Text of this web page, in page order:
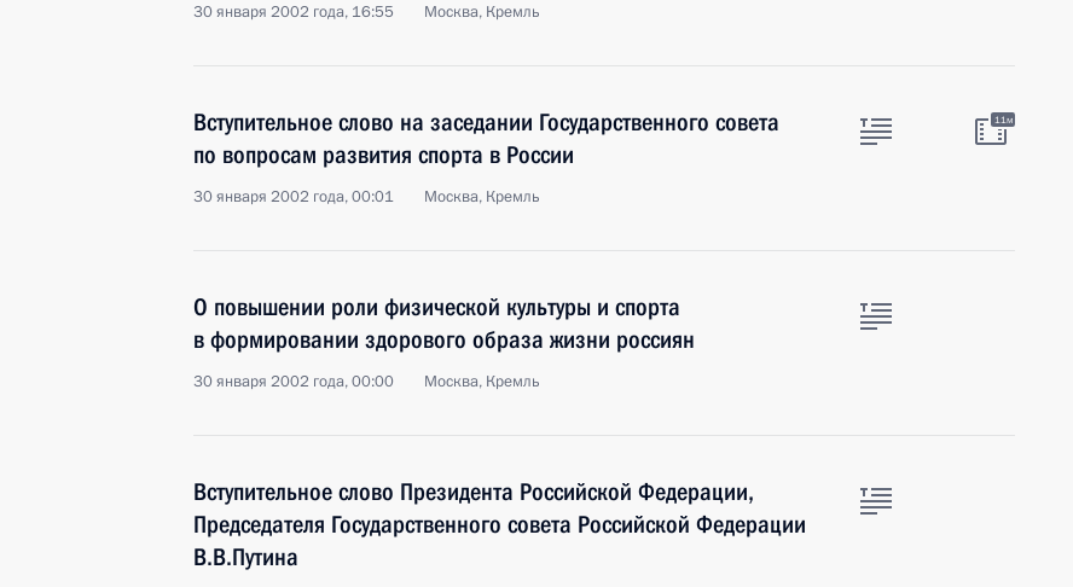
30 января 2002 года, 16:55 Москва, Кремль
Вступительное слово на заседании Государственного совета
по вопросам развития спорта в России
30 января 2002 года, 00:01 Москва, Кремль
11м
О повышении роли физической культуры и спорта
в формировании здорового образа жизни россиян
30 января 2002 года, 00:00 Москва, Кремль
Вступительное слово Президента Российской Федерации,
Председателя Государственного совета Российской Федерации
В.В.Путина